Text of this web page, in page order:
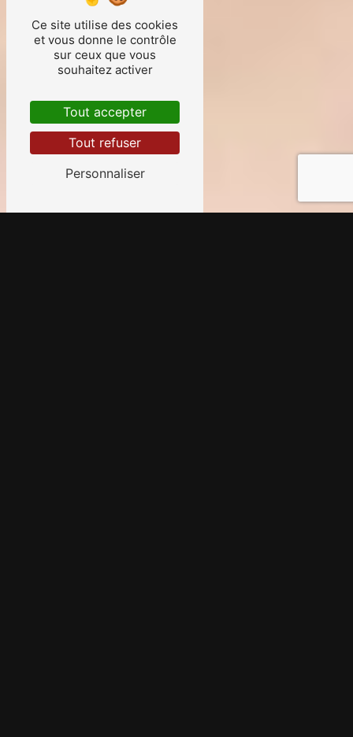
Ce site utilise des cookies
et vous donne le contrôle
sur ceux que vous
souhaitez activer
Tout accepter
Tout refuser
Personnaliser